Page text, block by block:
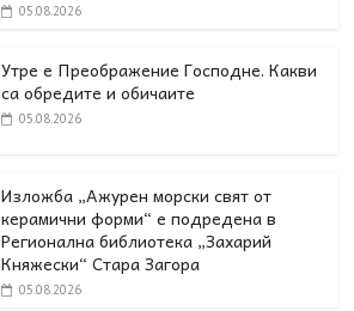
05.08.2026
Утре е Преображение Господне. Какви
са обредите и обичаите
05.08.2026
Изложба „Ажурен морски свят от
керамични форми“ е подредена в
Регионална библиотека „Захарий
Княжески“ Стара Загора
05.08.2026